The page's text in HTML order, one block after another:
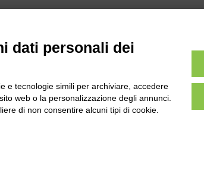
Tel:0172-478161
Fax: 0172-487399
dati personali dei
e tecnologie simili per archiviare, accedere
web o la personalizzazione degli annunci.
di non consentire alcuni tipi di cookie.